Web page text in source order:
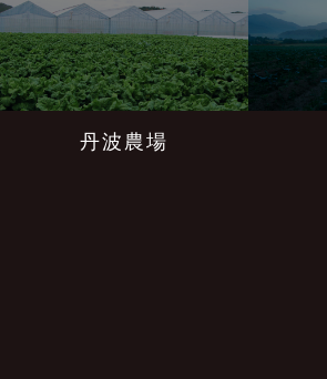
丹波農場